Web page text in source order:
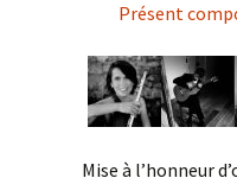
Présent
Mise à l’honneur